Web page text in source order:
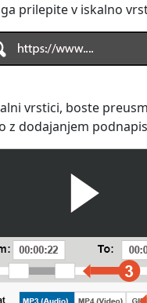
prilepite v iskalno
vrstici, boste
z dodajanjem